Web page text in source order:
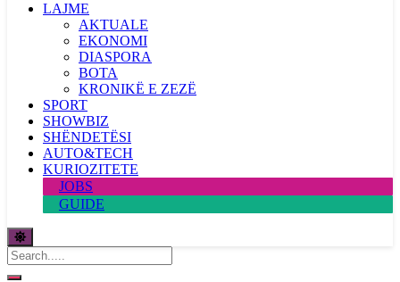
LAJME
AKTUALE
EKONOMI
DIASPORA
BOTA
KRONIKË E ZEZË
SPORT
SHOWBIZ
SHËNDETËSI
AUTO&TECH
KURIOZITETE
JOBS
GUIDE